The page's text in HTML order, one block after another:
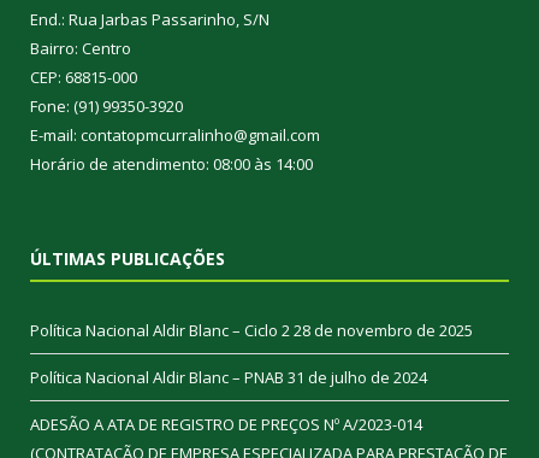
End.: Rua Jarbas Passarinho, S/N
Bairro: Centro
CEP: 68815-000
Fone: (91) 99350-3920
E-mail: contatopmcurralinho@gmail.com
Horário de atendimento: 08:00 às 14:00
ÚLTIMAS PUBLICAÇÕES
Política Nacional Aldir Blanc – Ciclo 228 de novembro de 2025
Política Nacional Aldir Blanc – PNAB 31 de julho de 2024
ADESÃO A ATA DE REGISTRO DE PREÇOS Nº A/2023-014
(CONTRATAÇÃO DE EMPRESA ESPECIALIZADA PARA PRESTAÇÃO DE